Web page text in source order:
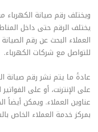
ويختلف رقم صيانة
يختلف الرقم حتى داخل
العملاء البحث عن رقم
للتواصل مع شركات الكهرباء.
عادةً ما يتم نشر رقم صيانة
على الإنترنت، أو على
عناوين العملاء. ويمكن
بمركز خدمة العملاء الخاص